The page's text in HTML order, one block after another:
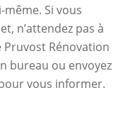
Si vous
n’attendez pas à
Rénovation
bureau ou envoyez
vous informer.